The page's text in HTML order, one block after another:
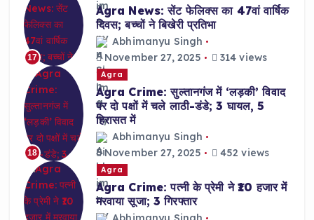
17
Agra News: सेंट फेलिक्स का 47वां वार्षिक
दिवस; बच्चों ने बिखेरी प्रतिभा
Abhimanyu Singh
November 27, 2025
314 views
18
Agra
Agra Crime: सुल्तानगंज में ‘लड़की’ विवाद
पर दो पक्षों में चले लाठी-डंडे; 3 घायल, 5
हिरासत में
Abhimanyu Singh
November 27, 2025
452 views
Agra
Agra Crime: पत्नी के प्रेमी ने ₹10 हजार में
मरवाया सूजा; 3 गिरफ्तार